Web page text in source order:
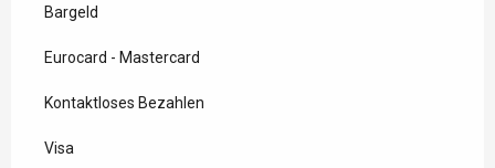
Bargeld
Eurocard - Mastercard
Kontaktloses Bezahlen
Visa